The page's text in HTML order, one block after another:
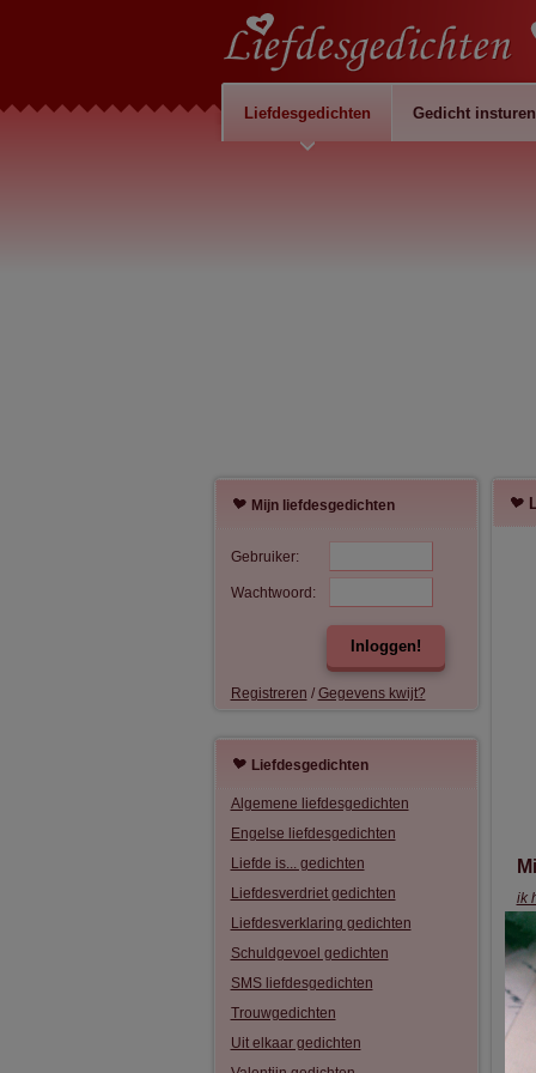
Liefdesgedichten Gedicht insturen
Mijn liefdesgedichten
Gebruiker:
Wachtwoord:
Inloggen!
Registreren / Gegevens kwijt?
Liefdesgedichten
Algemene liefdesgedichten
Engelse liefdesgedichten
Liefde is... gedichten
Liefdesverdriet gedichten
Liefdesverklaring gedichten
Schuldgevoel gedichten
SMS liefdesgedichten
Trouwgedichten
Uit elkaar gedichten
ik
jij